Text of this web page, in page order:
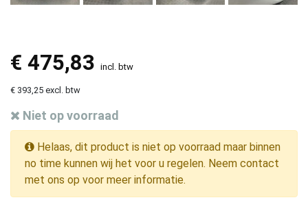
€ 475,83 incl. btw
€ 393,25 excl. btw
Niet op voorraad
Helaas, dit product is niet op voorraad maar binnen
no time kunnen wij het voor u regelen. Neem contact
met ons op voor meer informatie.